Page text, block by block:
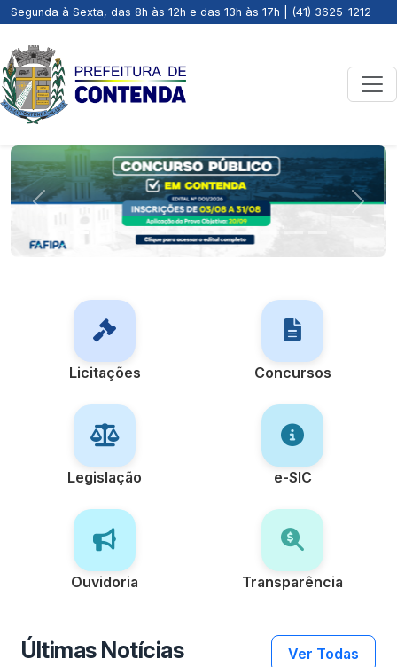
Segunda à Sexta, das 8h às 12h e das 13h às 17h | (41) 3625-1212
Previous Next
Licitações Concursos
Legislação e-SIC
Ouvidoria Transparência
Últimas Notícias Ver Todas